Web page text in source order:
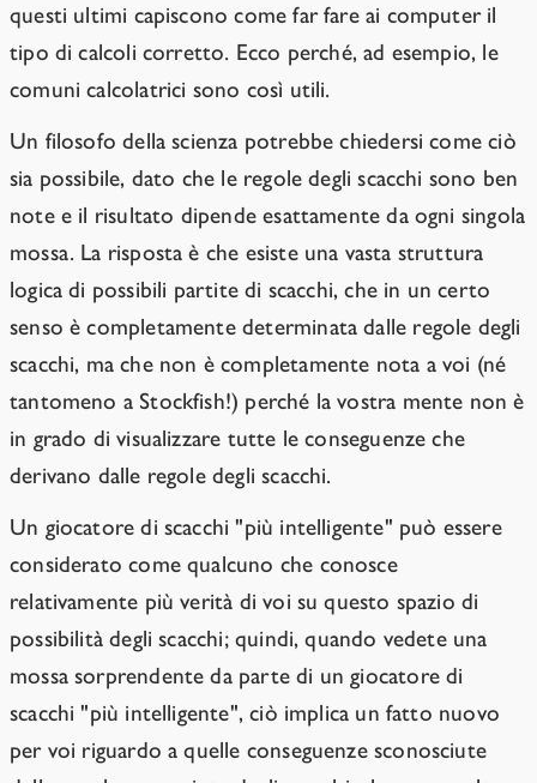
questi ultimi capiscono come far fare ai computer il
tipo di calcoli corretto. Ecco perché, ad esempio, le
comuni calcolatrici sono così utili.
Un filosofo della scienza potrebbe chiedersi come ciò
sia possibile, dato che le regole degli scacchi sono ben
note e il risultato dipende esattamente da ogni singola
mossa. La risposta è che esiste una vasta struttura
logica di possibili partite di scacchi, che in un certo
senso è completamente determinata dalle regole degli
scacchi, ma che non è completamente nota a voi (né
tantomeno a Stockfish!) perché la vostra mente non è
in grado di visualizzare tutte le conseguenze che
derivano dalle regole degli scacchi.
Un giocatore di scacchi "più intelligente" può essere
considerato come qualcuno che conosce
relativamente più verità di voi su questo spazio di
possibilità degli scacchi; quindi, quando vedete una
mossa sorprendente da parte di un giocatore di
scacchi "più intelligente", ciò implica un fatto nuovo
per voi riguardo a quelle conseguenze sconosciute